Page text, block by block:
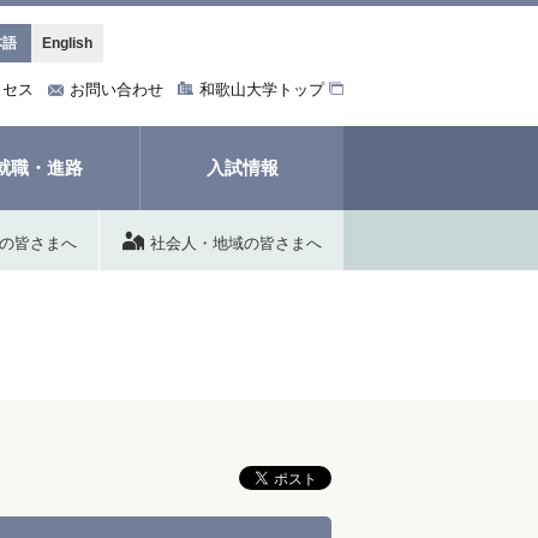
English
ス お問い合わせ 和歌山大学トップ
職・進路 入試情報
皆さまへ 社会人・地域の皆さまへ